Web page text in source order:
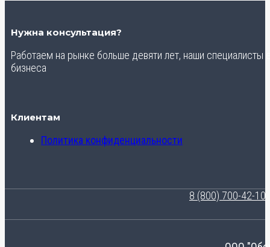
Нужна консультация?
Работаем на рынке больше девяти лет, наши
бизнеса
Клиентам
Политика конфиденциальности
8 (800) 700-42-10